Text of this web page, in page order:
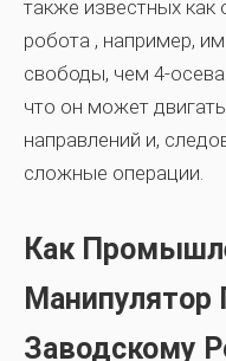
также известных как
робота , например,
свободы, чем 4-
что он может
направлений и,
сложные операции.
Как
Манипулятор
Заводскому